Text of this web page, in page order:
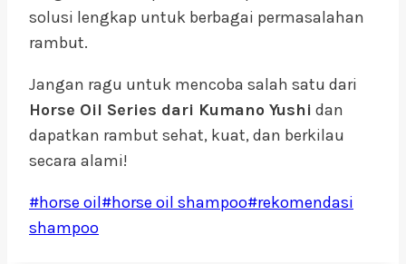
solusi lengkap untuk berbagai permasalahan
rambut.
Jangan ragu untuk mencoba salah satu dari
Horse Oil Series dari Kumano Yushi dan
dapatkan rambut sehat, kuat, dan berkilau
secara alami!
Post
Tags:
#horse oil#horse oil shampoo#rekomendasi
shampoo